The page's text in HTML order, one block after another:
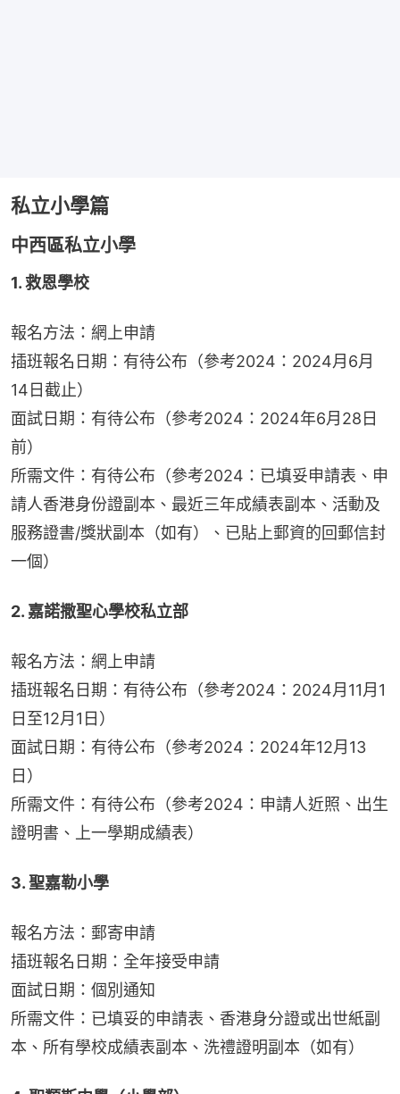
私立小學篇
中西區私立小學
1. 救恩學校
報名方法：網上申請
插班報名日期：有待公布（參考2024：2024月6月
14日截止）
面試日期：有待公布（參考2024：2024年6月28日
前）
所需文件：有待公布（參考2024：已填妥申請表、申
請人香港身份證副本、最近三年成績表副本、活動及
服務證書/獎狀副本（如有）、已貼上郵資的回郵信封
一個）
2. 嘉諾撒聖心學校私立部
報名方法：網上申請
插班報名日期：有待公布（參考2024：2024月11月1
日至12月1日）
面試日期：有待公布（參考2024：2024年12月13
日）
所需文件：有待公布（參考2024：申請人近照、出生
證明書、上一學期成績表）
3. 聖嘉勒小學
報名方法：郵寄申請
插班報名日期：全年接受申請
面試日期：個別通知
所需文件：已填妥的申請表、香港身分證或出世紙副
本、所有學校成績表副本、洗禮證明副本（如有）